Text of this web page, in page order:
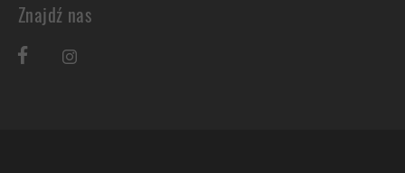
Znajdź nas